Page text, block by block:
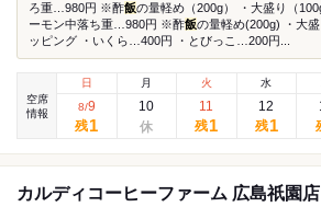
ろ重…980円 ※酢飯の量軽め（200g） ・大盛り（
ーモン中落ち重…980円 ※酢飯の量軽め(200g) ・大
ッピング ・いくら…400円 ・とびっこ…200円...
空席
情報
日
8/9
残1
月
10
火
11
残1
水
12
残1
カルディコーヒーファーム 広島祇園店